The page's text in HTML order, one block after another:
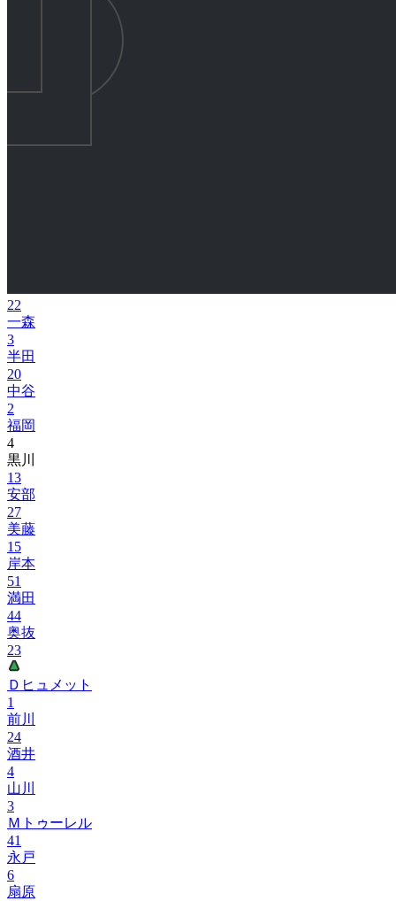
22
一森
3
半田
20
中谷
2
福岡
4
黒川
13
安部
27
美藤
15
岸本
51
満田
44
奥抜
23
Ｄヒュメット
1
前川
24
酒井
4
山川
3
Ｍトゥーレル
41
永戸
6
扇原